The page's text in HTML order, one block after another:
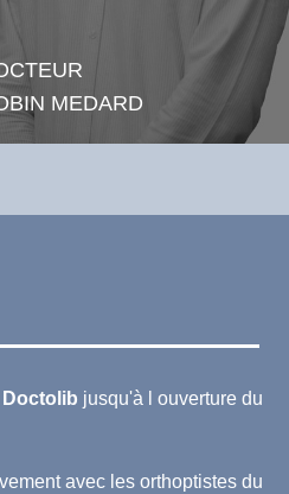
MEDARD
Doctolib jusqu'à l ouverture du
avec les orthoptistes du